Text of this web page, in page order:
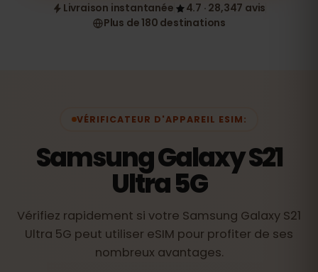
Livraison instantanée
4.7 · 28,347 avis
Plus de 180 destinations
VÉRIFICATEUR D'APPAREIL ESIM:
Samsung Galaxy S21
Ultra 5G
Vérifiez rapidement si votre Samsung Galaxy S21
Ultra 5G peut utiliser eSIM pour profiter de ses
nombreux avantages.